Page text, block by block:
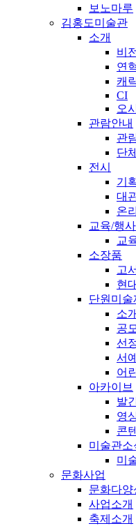
보노마루
김홍도미술관
소개
비
연
캐
CI
오
관람안내
관
단
전시
기
대
온
교육/행사
교
소장품
고
현
단원미술
소개
공
선
서
어
아카이브
발
영
콘
미술관소
미
문화사업
문화다양
사업소개
축제소개